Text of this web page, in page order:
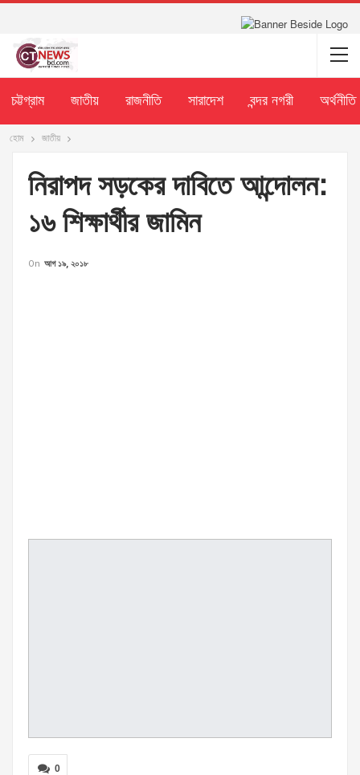
চট্টগ্রাম জাতীয় রাজনীতি সারাদেশ বন্দর নগরী অর্থনীতি
হোম জাতীয়
নিরাপদ সড়কের দাবিতে আন্দোলন:
১৬ শিক্ষার্থীর জামিন
On আগ ১৯, ২০১৮
0